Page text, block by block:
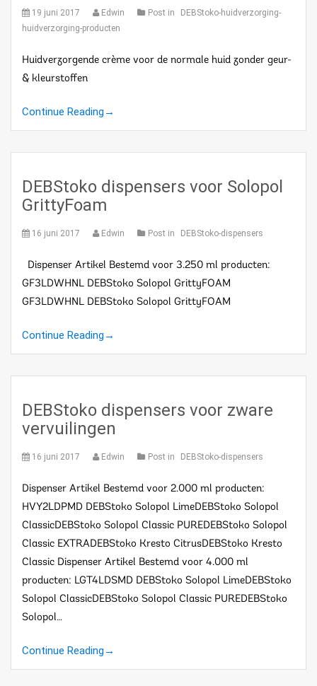
19 juni 2017 Edwin Post in
DEBStoko-huidverzorging-
huidverzorging-producten
Huidverzorgende crème voor de normale huid zonder geur-
& kleurstoffen
Continue Reading →
DEBStoko dispensers voor Solopol
GrittyFoam
16 juni 2017 Edwin Post in DEBStoko-dispensers
Dispenser Artikel Bestemd voor 3.250 ml producten:
GF3LDWHNL DEBStoko Solopol GrittyFOAM
GF3LDWHNL DEBStoko Solopol GrittyFOAM
Continue Reading →
DEBStoko dispensers voor zware
vervuilingen
16 juni 2017 Edwin Post in DEBStoko-dispensers
Dispenser Artikel Bestemd voor 2.000 ml producten:
HVY2LDPMD DEBStoko Solopol LimeDEBStoko Solopol
ClassicDEBStoko Solopol Classic PUREDEBStoko Solopol
Classic EXTRADEBStoko Kresto CitrusDEBStoko Kresto
Classic Dispenser Artikel Bestemd voor 4.000 ml
producten: LGT4LDSMD DEBStoko Solopol LimeDEBStoko
Solopol ClassicDEBStoko Solopol Classic PUREDEBStoko
Solopol…
Continue Reading →